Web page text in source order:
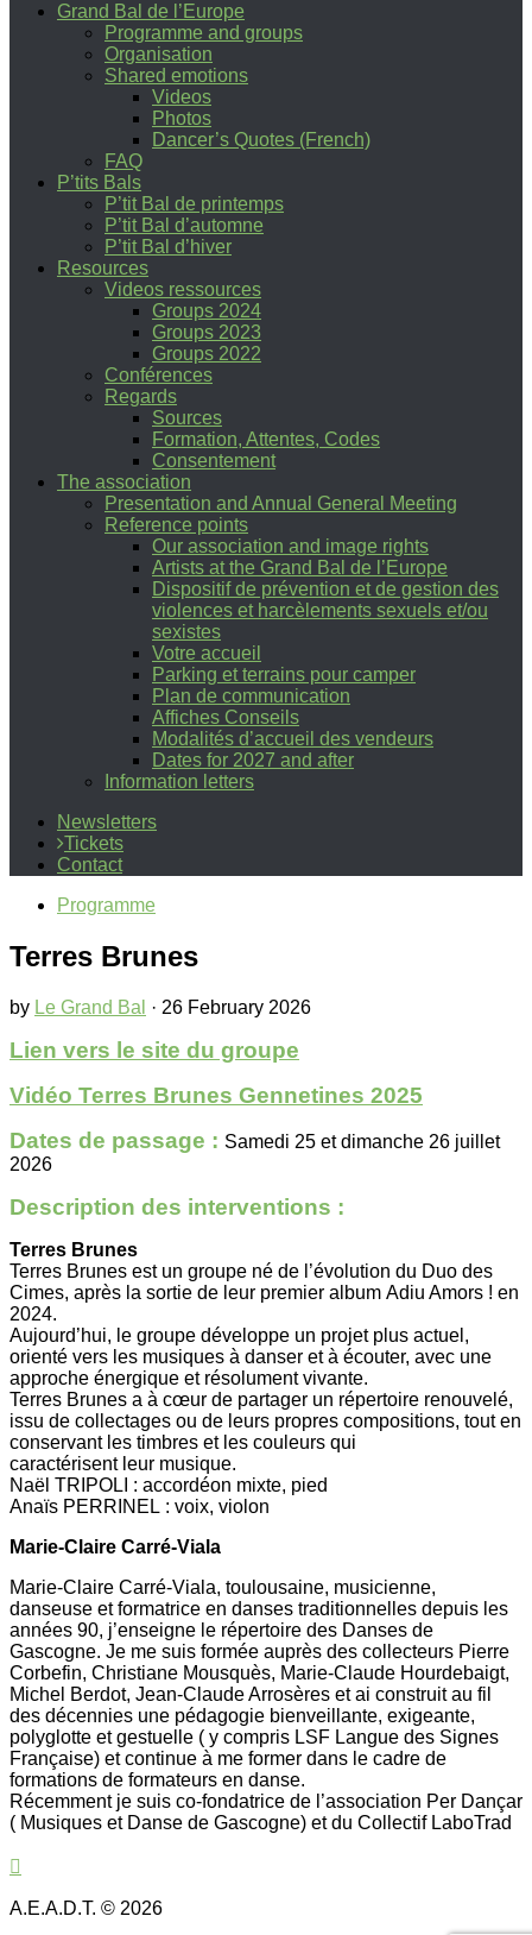
Grand Bal de l’Europe
Programme and groups
Organisation
Shared emotions
Videos
Photos
Dancer’s Quotes (French)
FAQ
P’tits Bals
P’tit Bal de printemps
P’tit Bal d’automne
P’tit Bal d’hiver
Resources
Videos ressources
Groups 2024
Groups 2023
Groups 2022
Conférences
Regards
Sources
Formation, Attentes, Codes
Consentement
The association
Presentation and Annual General Meeting
Reference points
Our association and image rights
Artists at the Grand Bal de l’Europe
Dispositif de prévention et de gestion des
violences et harcèlements sexuels et/ou
sexistes
Votre accueil
Parking et terrains pour camper
Plan de communication
Affiches Conseils
Modalités d’accueil des vendeurs
Dates for 2027 and after
Information letters
Newsletters
Tickets
Contact
Programme
Terres Brunes
by Le Grand Bal · 26 February 2026
Lien vers le site du groupe
Vidéo Terres Brunes Gennetines 2025
Dates de passage : Samedi 25 et dimanche 26 juillet
2026
Description des interventions :
Terres Brunes
Terres Brunes est un groupe né de l’évolution du Duo des
Cimes, après la sortie de leur premier album Adiu Amors ! en
2024.
Aujourd’hui, le groupe développe un projet plus actuel,
orienté vers les musiques à danser et à écouter, avec une
approche énergique et résolument vivante.
Terres Brunes a à cœur de partager un répertoire renouvelé,
issu de collectages ou de leurs propres compositions, tout en
conservant les timbres et les couleurs qui
caractérisent leur musique.
Naël TRIPOLI : accordéon mixte, pied
Anaïs PERRINEL : voix, violon
Marie-Claire Carré-Viala
Marie-Claire Carré-Viala, toulousaine, musicienne,
danseuse et formatrice en danses traditionnelles depuis les
années 90, j’enseigne le répertoire des Danses de
Gascogne. Je me suis formée auprès des collecteurs Pierre
Corbefin, Christiane Mousquès, Marie-Claude Hourdebaigt,
Michel Berdot, Jean-Claude Arrosères et ai construit au fil
des décennies une pédagogie bienveillante, exigeante,
polyglotte et gestuelle ( y compris LSF Langue des Signes
Française) et continue à me former dans le cadre de
formations de formateurs en danse.
Récemment je suis co-fondatrice de l’association Per Dançar
( Musiques et Danse de Gascogne) et du Collectif LaboTrad
A.E.A.D.T. © 2026